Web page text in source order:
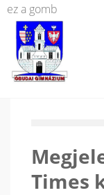
ez a gomb
Times